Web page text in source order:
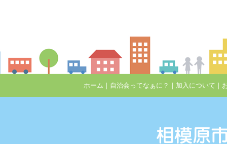
ホーム ｜ 自治会ってなぁに？ ｜ 加入について ｜